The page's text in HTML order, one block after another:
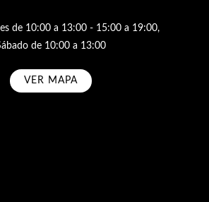
de 10:00 a 13:00 - 15:00 a 19:00,
de 10:00 a 13:00
VER MAPA